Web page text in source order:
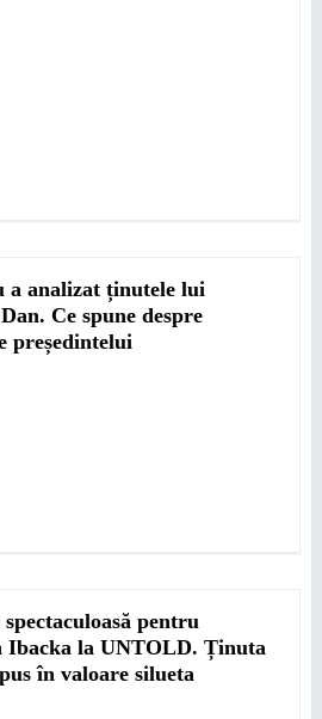
a analizat ținutele lui
Ce spune despre
președintelui
pentru
Ibacka la UNTOLD. Ținuta
în valoare silueta